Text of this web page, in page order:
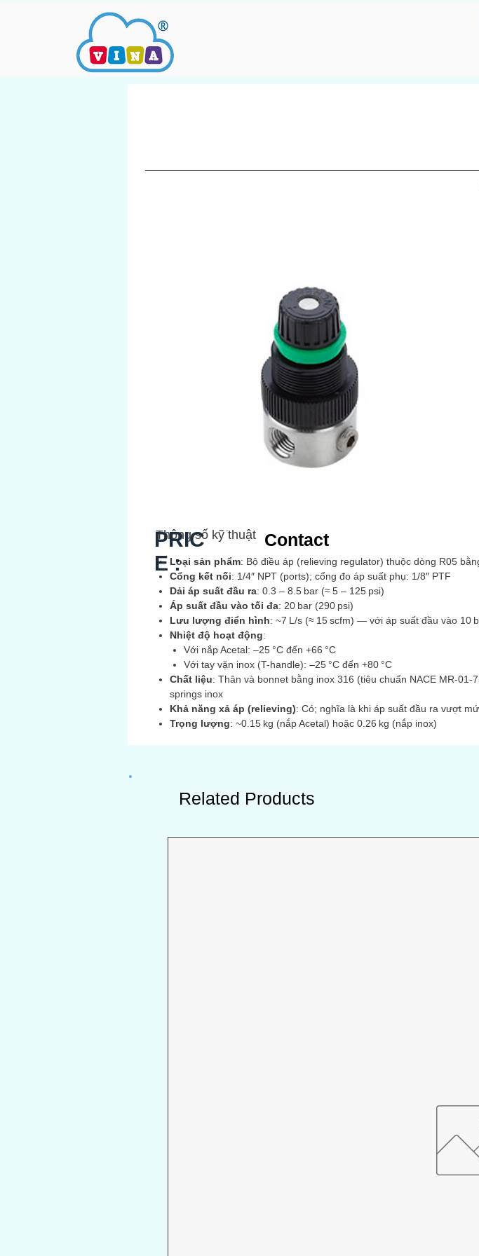
Thông số kỹ thuật
Loại sản phẩm: Bộ điều áp (relieving regulator) thuộc dòng R05
Cổng kết nối: 1/4″ NPT (ports); cổng đo áp suất phụ: 1/8″ PTF
Dải áp suất đầu ra: 0.3 – 8.5 bar (≈ 5 – 125 psi)
Áp suất đầu vào tối đa: 20 bar (290 psi)
Lưu lượng điển hình: ~7 L/s (≈ 15 scfm) — với áp suất đầu vào 10
Nhiệt độ hoạt động:
Với nắp Acetal: –25 °C đến +66 °C
Với tay vặn inox (T-handle): –25 °C đến +80 °C
Chất liệu: Thân và bonnet bằng inox 316 (tiêu chuẩn NACE MR-
springs inox
Khả năng xả áp (relieving): Có; nghĩa là khi áp suất đầu ra vượt
Trọng lượng: ~0.15 kg (nắp Acetal) hoặc 0.26 kg (nắp inox)
Contact
PRIC
E :
Related Products